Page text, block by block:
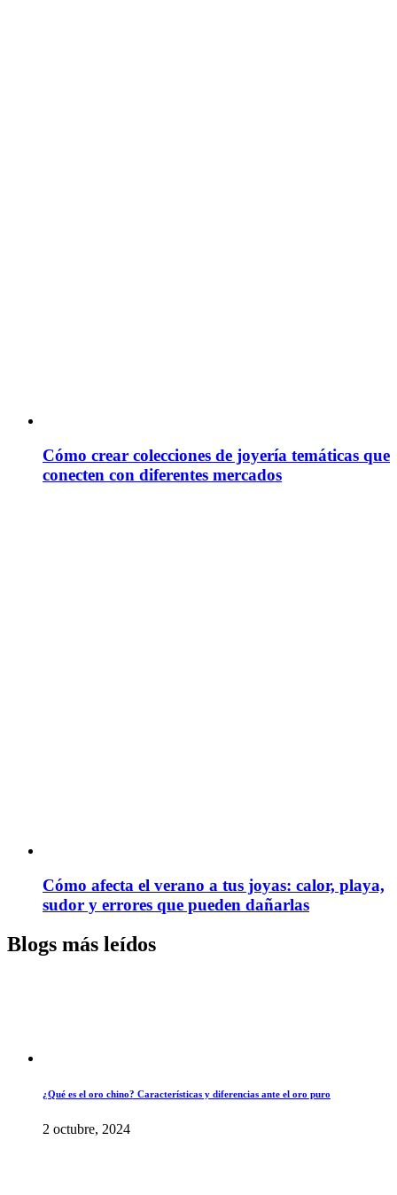
Cómo crear colecciones de joyería temáticas que
conecten con diferentes mercados
Cómo afecta el verano a tus joyas: calor, playa,
sudor y errores que pueden dañarlas
Blogs más leídos
¿Qué es el oro chino? Características y diferencias ante el oro puro
2 octubre, 2024